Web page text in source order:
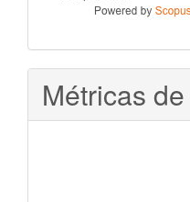
Métricas